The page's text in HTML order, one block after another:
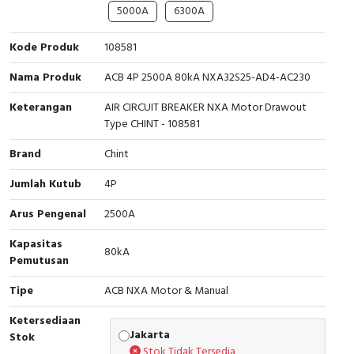
Cable Operated Switch
Signalling Columns
Safety Sensors
Pressure Switch
Ultrasonic & Rotary Encoder
Limit Switch
Inductive Sensors
Photoelectric
Cam Switch
Panel Box
5000A
6300A
Kode Produk
108581
Nama Produk
ACB 4P 2500A 80kA NXA32S25-AD4-AC230
Keterangan
AIR CIRCUIT BREAKER NXA Motor Drawout
Type CHINT - 108581
Brand
Chint
Jumlah Kutub
4P
Arus Pengenal
2500A
Kapasitas
Pemutusan
80kA
Tipe
ACB NXA Motor & Manual
Ketersediaan
Stok
Jakarta